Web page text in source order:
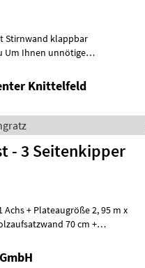
Stirnwand klappbar
Knittelfeld
- 3 Seitenkipper
Achs + Plateaugröße 2, 95 m x
70 cm +